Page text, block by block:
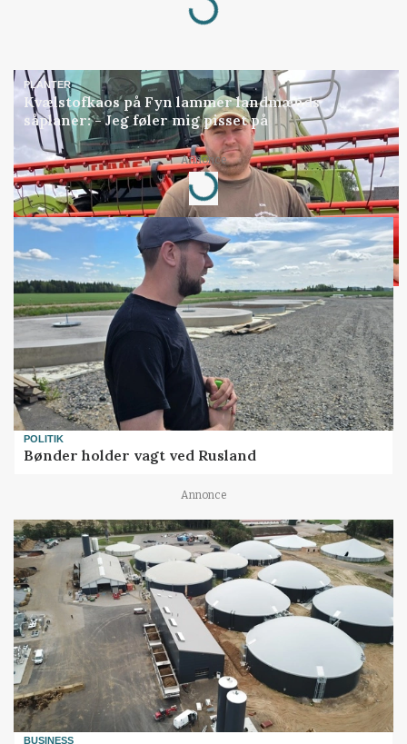
Loading...
PLANTER
Kvælstofkaos på Fyn lammer landmænds
såplaner: - Jeg føler mig pisset på
Annonce
Loading...
POLITIK
Bønder holder vagt ved Rusland
Annonce
BUSINESS